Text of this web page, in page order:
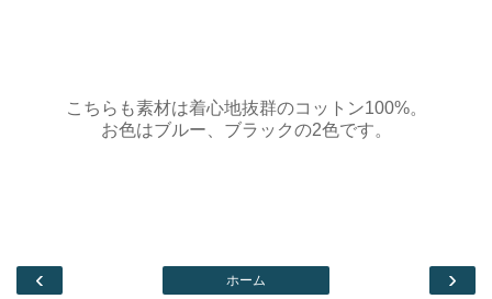
こちらも素材は着心地抜群のコットン100%。
お色はブルー、ブラックの2色です。
‹ ›
ホーム